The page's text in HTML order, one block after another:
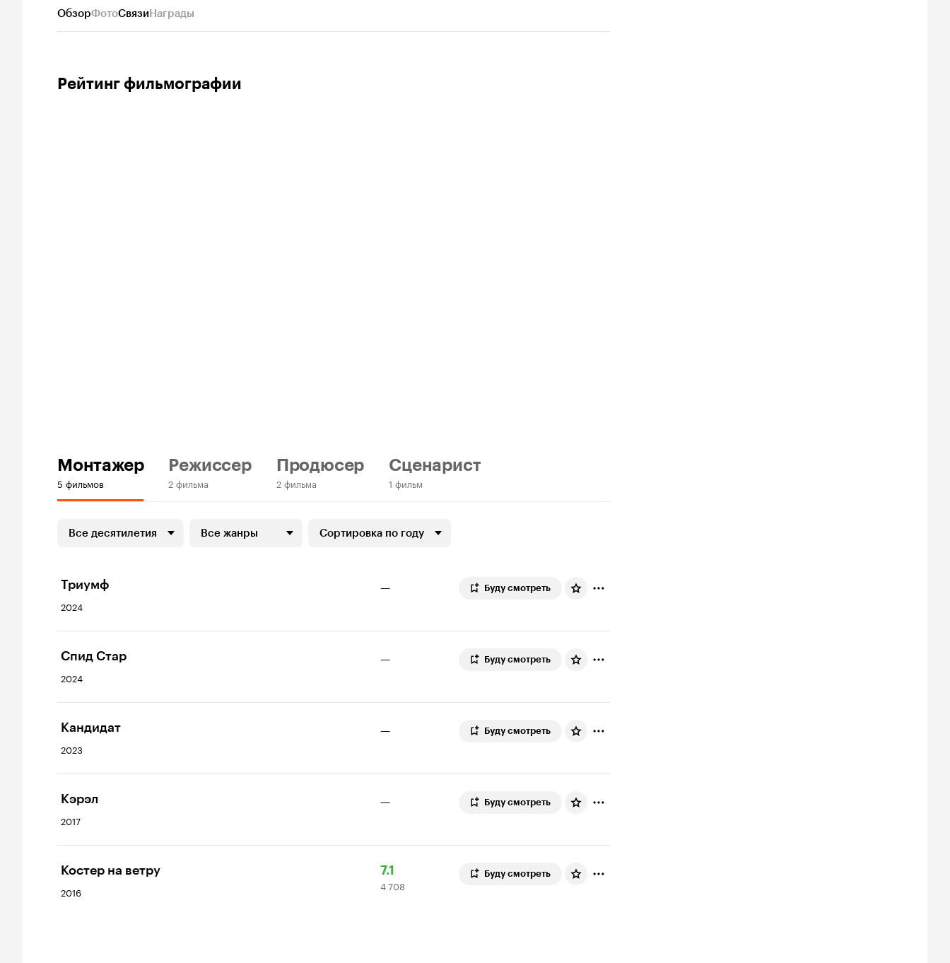
ОбзорФотоСвязиНаграды
Рейтинг фильмографии
Монтажер
5 фильмов
Режиссер
2 фильма
Продюсер
2 фильма
Сценарист
1 фильм
Все десятилетия Все жанры Сортировка по году
Триумф
2024
— Буду смотреть
Спид Стар
2024
— Буду смотреть
Кандидат
2023
— Буду смотреть
Кэрэл
2017
— Буду смотреть
Костер на ветру
2016
Рейтинг
Кинопоиска
7.1
4
708
4 708
Буду смотреть